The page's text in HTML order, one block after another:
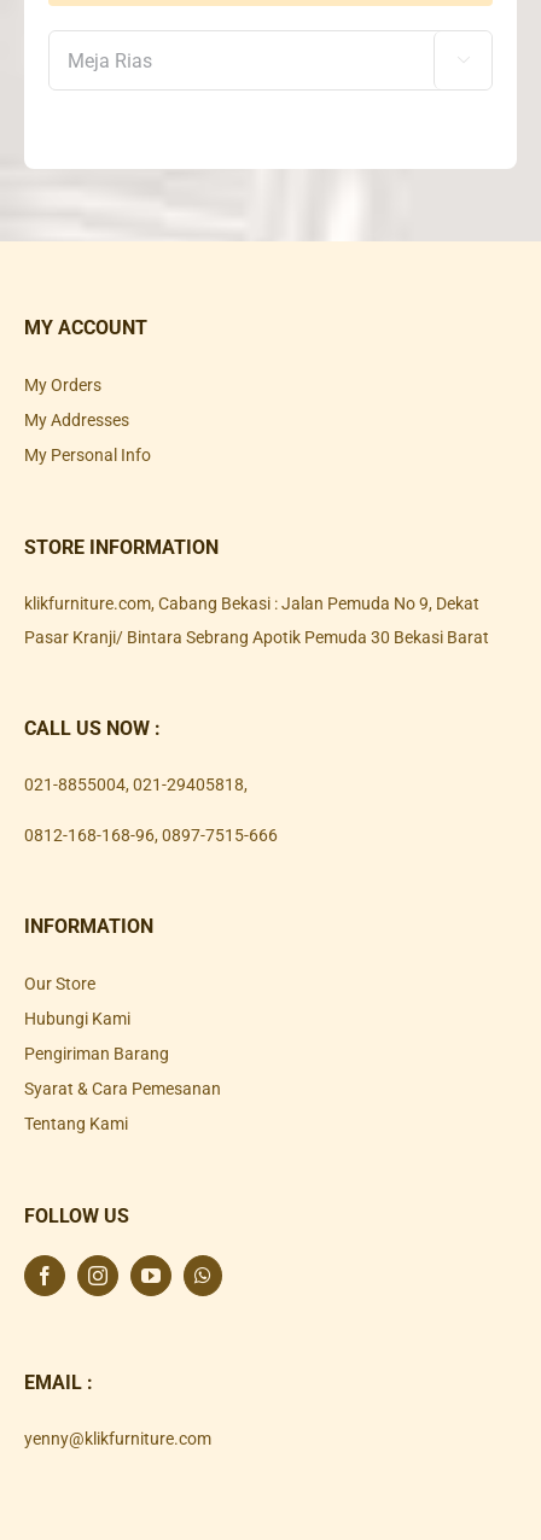

MY ACCOUNT
My Orders
My Addresses
My Personal Info
STORE INFORMATION
klikfurniture.com, Cabang Bekasi : Jalan Pemuda No 9, Dekat
Pasar Kranji/ Bintara Sebrang Apotik Pemuda 30 Bekasi Barat
CALL US NOW :
021-8855004, 021-29405818,
0812-168-168-96, 0897-7515-666
INFORMATION
Our Store
Hubungi Kami
Pengiriman Barang
Syarat & Cara Pemesanan
Tentang Kami
FOLLOW US
EMAIL :
yenny@klikfurniture.com